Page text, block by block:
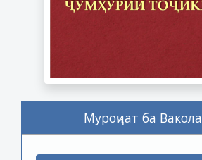
Муроҷиат ба